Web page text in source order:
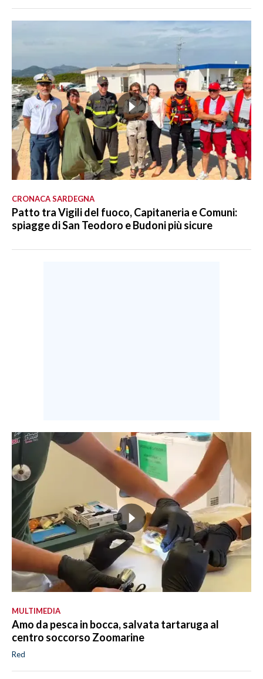
CRONACA SARDEGNA
Patto tra Vigili del fuoco, Capitaneria e Comuni:
spiagge di San Teodoro e Budoni più sicure
MULTIMEDIA
Amo da pesca in bocca, salvata tartaruga al
centro soccorso Zoomarine
Red